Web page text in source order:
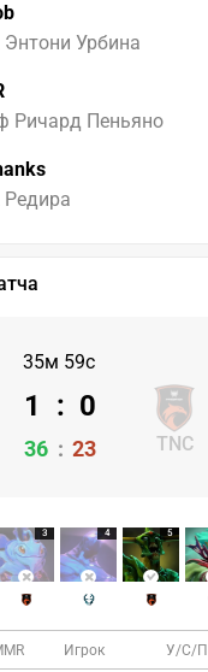
Урбина
Ричард Пеньяно
35м 59с
TNC
1 : 0
36 : 23
3 4 5
Игрок У/С/П